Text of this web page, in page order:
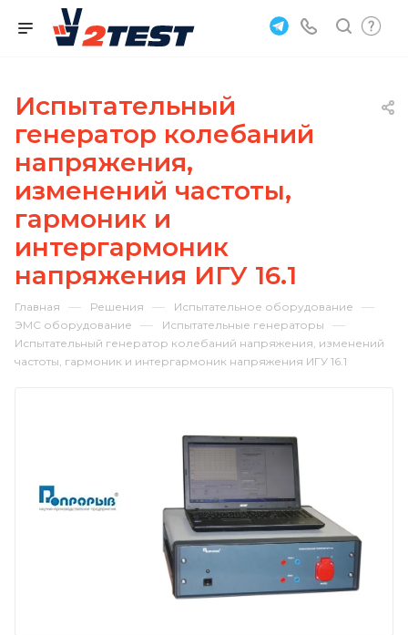
Испытательный
генератор колебаний
напряжения,
изменений частоты,
гармоник и
интергармоник
напряжения ИГУ 16.1
Главная — Решения — Испытательное оборудование —
ЭМС оборудование — Испытательные генераторы —
Испытательный генератор колебаний напряжения, изменений
частоты, гармоник и интергармоник напряжения ИГУ 16.1